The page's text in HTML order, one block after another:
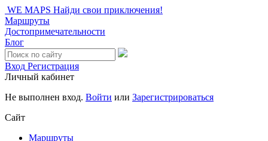
WE MAPS Найди свои приключения!
Маршруты
Достопримечательности
Блог
Вход Регистрация
Личный кабинет
Не выполнен вход. Войти или Зарегистрироваться
Сайт
Маршруты